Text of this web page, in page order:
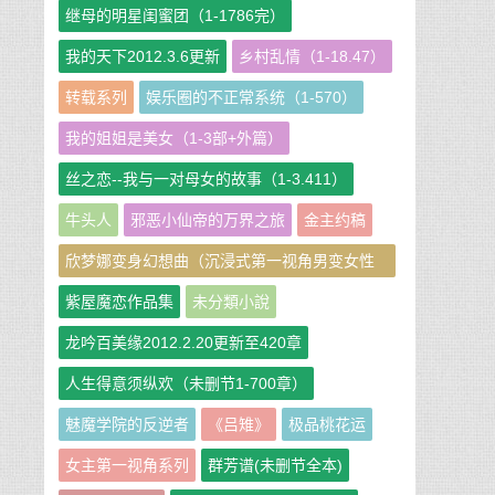
继母的明星闺蜜团（1-1786完）
我的天下2012.3.6更新 乡村乱情（1-18.47）
转载系列 娱乐圈的不正常系统（1-570）
我的姐姐是美女（1-3部+外篇）
丝之恋--我与一对母女的故事（1-3.411）
牛头人 邪恶小仙帝的万界之旅 金主约稿
欣梦娜变身幻想曲（沉浸式第一视角男变女性
转短篇小说集）
紫屋魔恋作品集 未分類小說
龙吟百美缘2012.2.20更新至420章
人生得意须纵欢（未删节1-700章）
魅魔学院的反逆者 《吕雉》 极品桃花运
女主第一视角系列 群芳谱(未删节全本)